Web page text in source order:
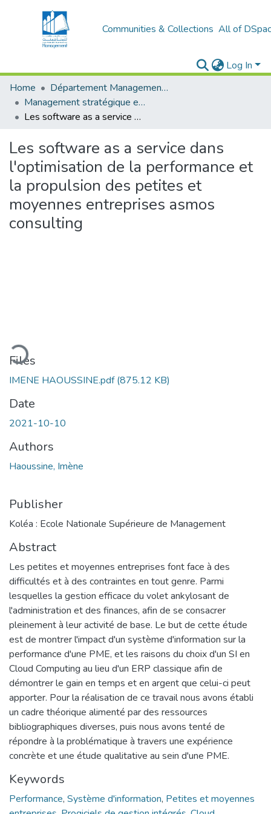
Communities & Collections All of
Log In
Home
Département Management stratégique et système
Management stratégique et système d’information (MSSI)
Les software as a service dans l'optimisation de la performance et la propulsion des petites et moyennes entreprises asmos consulting
Les software as a service dans
l'optimisation de la performance et
la propulsion des petites et
moyennes entreprises asmos
consulting
Files
IMENE HAOUSSINE.pdf(875.12 KB)
Date
2021-10-10
Authors
Haoussine, Imène
Publisher
Koléa : Ecole Nationale Supérieure de Management
Abstract
Les petites et moyennes entreprises font face à des
difficultés et à des contraintes en tout genre. Parmi
lesquelles la gestion efficace du volet ankylosant de
l'administration et des finances, afin de se consacrer
pleinement à leur activité de base. Le but de cette étude
est de montrer l'impact d'un système d'information sur la
performance d'une PME, et les raisons du choix d'un SI en
Cloud Computing au lieu d'un ERP classique afin de
démontrer le gain en temps et en argent que celui-ci peut
apporter. Pour la réalisation de ce travail nous avons établi
un cadre théorique alimenté par des ressources
bibliographiques diverses, puis nous avons tenté de
répondre à la problématique à travers une expérience
concrète et une étude qualitative au sein d'une PME.
Keywords
Performance, Système d'information, Petites et moyennes